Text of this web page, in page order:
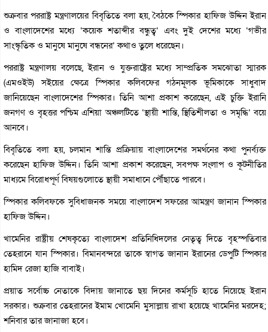
শুক্রবার পররাষ্ট্র মন্ত্রণালয়ের বিবৃতিতে বলা হয়, বৈঠকে স্পিকার হাফিজ উদ্দিন ইরান
ও বাংলাদেশের মধ্যে ‘কয়েক শতাব্দীর বন্ধুত্ব’ এবং দুই দেশের মধ্যে ‘গভীর
সাংস্কৃতিক ও মানুষে মানুষে বন্ধনের’ কথাও তুলে ধরেছেন।
পররাষ্ট্র মন্ত্রণালয় বলেছে, ইরান ও যুক্তরাষ্ট্রের মধ্যে সাম্প্রতিক সমঝোতা স্মারক
(এমওইউ) সইয়ের ক্ষেত্রে স্পিকার কলিবফের গঠনমূলক ভূমিকাকে সাধুবাদ
জানিয়েছেন বাংলাদেশের স্পিকার। তিনি আশা প্রকাশ করেছেন, এই চুক্তি ইরানি
জনগণ ও বৃহত্তর পশ্চিম এশিয়া অঞ্চলটিতে ‘স্থায়ী শান্তি, স্থিতিশীলতা ও সমৃদ্ধি’ বয়ে
আনবে।
বিবৃতিতে বলা হয়, চলমান শান্তি প্রক্রিয়ায় বাংলাদেশের সমর্থনের কথা পুনর্ব্যক্ত
করেছেন হাফিজ উদ্দিন। তিনি আশা প্রকাশ করেছেন, সবপক্ষ সংলাপ ও কূটনীতির
মাধ্যমে বিরোধপূর্ণ বিষয়গুলোতে স্থায়ী সমাধানে পৌঁছাতে পারবে।
স্পিকার কলিবফকে সুবিধাজনক সময়ে বাংলাদেশ সফরের আমন্ত্রণ জানান স্পিকার
হাফিজ উদ্দিন।
খামেনির রাষ্ট্রীয় শেষকৃত্যে বাংলাদেশ প্রতিনিধিদলের নেতৃত্ব দিতে বৃহস্পতিবার
তেহরানে যান স্পিকার। বিমানবন্দরে তাকে স্বাগত জানান ইরানের ডেপুটি স্পিকার
হামিদ রেজা হাজি বাবাই।
প্রয়াত সর্বোচ্চ নেতাকে বিদায় জানাতে ছয় দিনের কর্মসূচি হাতে নিয়েছে ইরান
সরকার। শুক্রবার তেহরানের ইমাম খোমেনি মুসাল্লায় রাখা হয়েছে খামেনির মরদেহ;
শনিবার তার জানাজা হবে।